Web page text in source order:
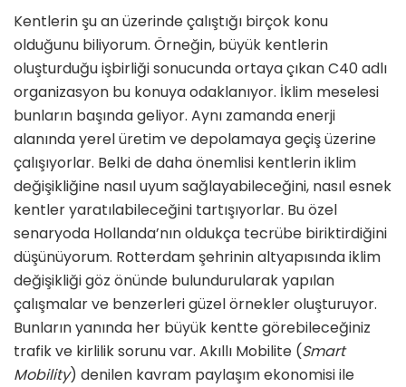
Kentlerin şu an üzerinde çalıştığı birçok konu
olduğunu biliyorum. Örneğin, büyük kentlerin
oluşturduğu işbirliği sonucunda ortaya çıkan C40 adlı
organizasyon bu konuya odaklanıyor. İklim meselesi
bunların başında geliyor. Aynı zamanda enerji
alanında yerel üretim ve depolamaya geçiş üzerine
çalışıyorlar. Belki de daha önemlisi kentlerin iklim
değişikliğine nasıl uyum sağlayabileceğini, nasıl esnek
kentler yaratılabileceğini tartışıyorlar. Bu özel
senaryoda Hollanda’nın oldukça tecrübe biriktirdiğini
düşünüyorum. Rotterdam şehrinin altyapısında iklim
değişikliği göz önünde bulundurularak yapılan
çalışmalar ve benzerleri güzel örnekler oluşturuyor.
Bunların yanında her büyük kentte görebileceğiniz
trafik ve kirlilik sorunu var. Akıllı Mobilite (Smart
Mobility) denilen kavram paylaşım ekonomisi ile